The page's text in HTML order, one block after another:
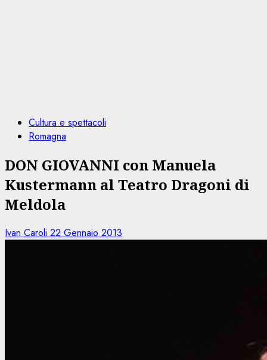
Cultura e spettacoli
Romagna
DON GIOVANNI con Manuela
Kustermann al Teatro Dragoni di
Meldola
Ivan Caroli 22 Gennaio 2013